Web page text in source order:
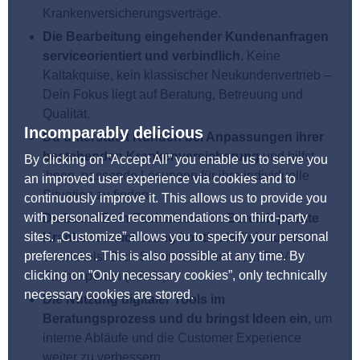
Incomparably delicious
By clicking on ”Accept All” you enable us to serve you
an improved user experience via cookies and to
continuously improve it. This allows us to provide you
with personalized recommendations on third-party
sites. „Customize” allows you to specify your personal
preferences . This is also possible at any time. By
clicking on ”Only necessary cookies”, only technically
necessary cookies are stored.
Krankenversicherungsverträge.
Die Bearbeitung eingehender Kundenanfragen
serviceorientiert und verbindlich. Keine
Kaltakquise, kein klassischer Neukundenvertrieb –
Dein Fokus liegt auf Beratung, Betreuung und
Qualität.
Du unterstützt Kunden bei Anpassungen ihrer
bestehenden Krankenversicherungund hilfst
ihnen, passende Lösungen für ihre individuelle
Situation zu finden.
Du baust Dein Fachwissen im Bereich private
Krankenversicherung kontinuierlich ausund
entwickelst Dich Schritt für Schritt zum PKV-
Fachexperten (m/w/d).
Die Nutzung digitaler Tools im
Beratungsprozess und du bringst Ideen ein, um
interne Abläufe und die Customer Experience
weiter zu verbessern.